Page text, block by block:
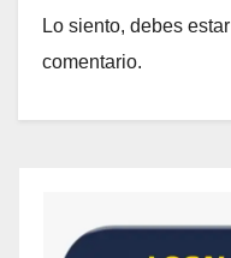
Lo siento, debes estar
comentario.